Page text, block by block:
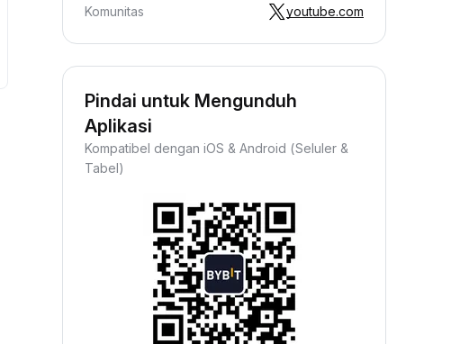
Komunitas
youtube.com
Pindai untuk Mengunduh
Aplikasi
Kompatibel dengan iOS & Android (Seluler &
Tabel)